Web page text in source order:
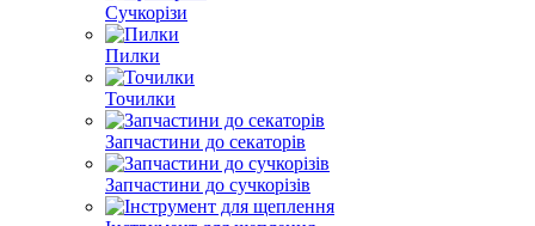
Сучкорізи
Пилки
Точилки
Запчастини до секаторів
Запчастини до сучкорізів